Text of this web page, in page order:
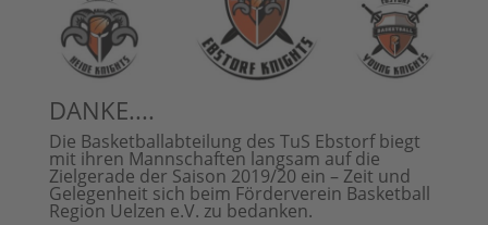
DANKE....
Die Basketballabteilung des TuS Ebstorf biegt
mit ihren Mannschaften langsam auf die
Zielgerade der Saison 2019/20 ein – Zeit und
Gelegenheit sich beim Förderverein Basketball
Region Uelzen e.V. zu bedanken.